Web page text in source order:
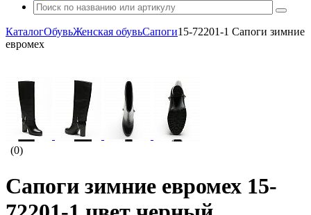
КаталогОбувьЖенская обувьСапоги15-72201-1 Сапоги зимние
евромех
(0)
Сапоги зимние евромех 15-